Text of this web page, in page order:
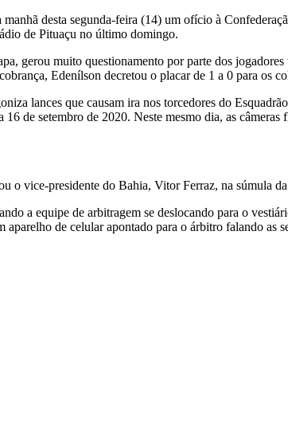
desta segunda-feira (14) um ofício à
de Pituaçu no último domingo.
gerou muito questionamento por parte dos
Edenílson decretou o placar de 1 a 0 para os
lances que causam ira nos torcedores do
de setembro de 2020. Neste mesmo dia, as
o vice-presidente do Bahia, Vitor Ferraz, na súmula
a equipe de arbitragem se deslocando para o
de celular apontado para o árbitro falando